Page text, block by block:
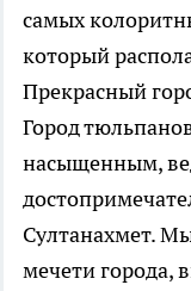
самых
который
Прекрасный
Город
насыщенным,
Султанахмет.
мечети города,